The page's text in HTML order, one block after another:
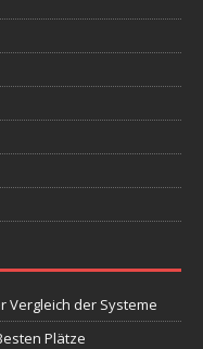
Vergleich der Systeme
Plätze